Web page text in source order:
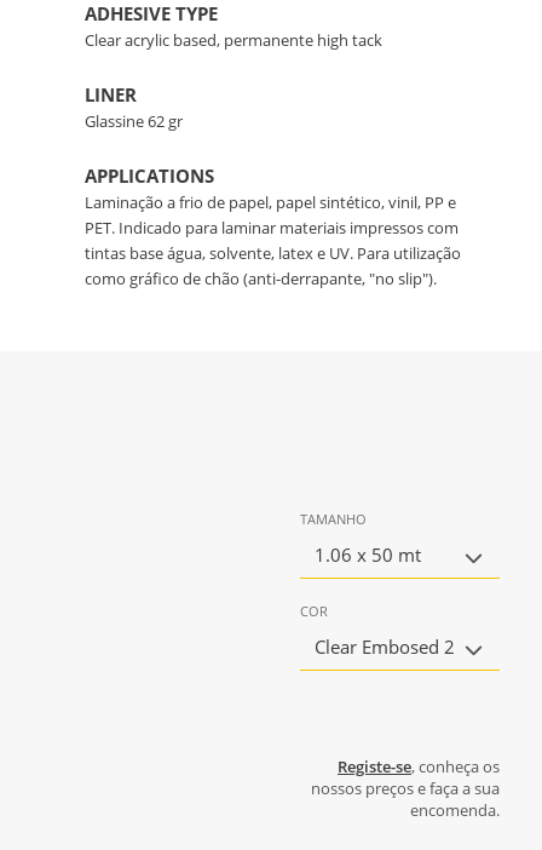
ADHESIVE TYPE
Clear acrylic based, permanente high tack
LINER
Glassine 62 gr
APPLICATIONS
Laminação a frio de papel, papel sintético, vinil, PP e
PET. Indicado para laminar materiais impressos com
tintas base água, solvente, latex e UV. Para utilização
como gráfico de chão (anti-derrapante, "no slip").
TAMANHO
1.06 x 50 mt
COR
Clear Embosed 2
Registe-se, conheça os
nossos preços e faça a sua
encomenda.